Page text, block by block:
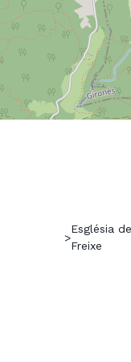
>
Església
Freixe